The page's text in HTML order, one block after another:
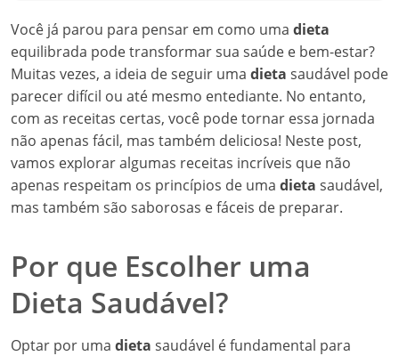
Você já parou para pensar em como uma dieta
equilibrada pode transformar sua saúde e bem-estar?
Muitas vezes, a ideia de seguir uma dieta saudável pode
parecer difícil ou até mesmo entediante. No entanto,
com as receitas certas, você pode tornar essa jornada
não apenas fácil, mas também deliciosa! Neste post,
vamos explorar algumas receitas incríveis que não
apenas respeitam os princípios de uma dieta saudável,
mas também são saborosas e fáceis de preparar.
Por que Escolher uma
Dieta Saudável?
Optar por uma dieta saudável é fundamental para